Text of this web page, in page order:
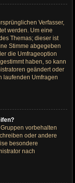
Verfasser,
werden. Um eine
Themas; dieser ist
Stimme abgegeben
die Umfrageoption
haben, so kann
geändert oder
laufenden Umfragen
vorbehalten
oder andere
besondere
nach